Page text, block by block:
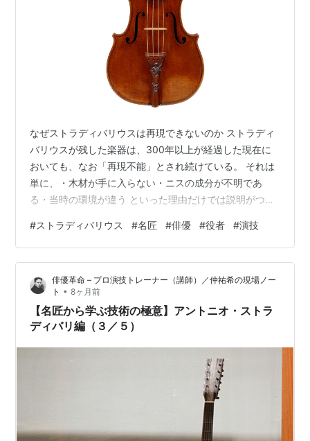
なぜストラディバリウスは再現できないのか ストラディ
バリウスが残した楽器は、300年以上が経過した現在に
おいても、なお「再現不能」とされ続けている。 それは
単に、・木材が手に入らない・ニスの成分が不明であ
る・当時の環境が違う といった理由だけでは説明がつか
家・科学者たちは、あらゆる角度からストラディバリウ
スを分析してきた。 ・CTスキャンによる内部構造の解
析・年輪年代測定による木材の特定・化学分析によるニ
ス成分の抽出・振動解析による音響特性の数値化 ――そ
れでもなお、「同じ音」「同じ反応」を持つ楽器は生ま
れていない。 ここで一度、問いの立て方…
#ストラディバリウス #名匠 #俳優 #役者 #演技
俳優革命 – プロ演技トレーナー（講師）／仲祐希の現場ノー
ト • 8ヶ月前
【名匠から学ぶ技術の極意】アントニオ・ストラ
ディバリ編（３／５）